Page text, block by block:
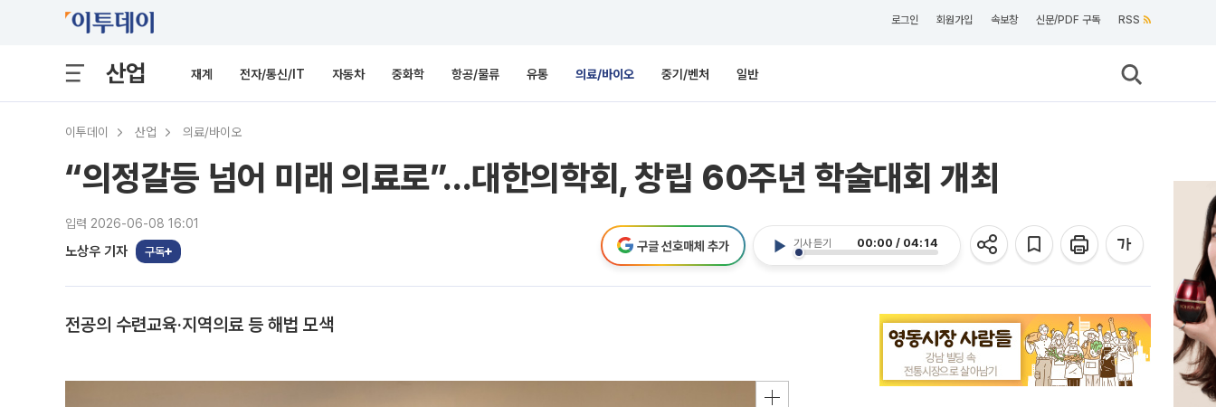
로그인 회원가입 속보창 신문/PDF 구독 RSS
산업 재계 전자/통신/IT 자동차 중화학 항공/물류 유통 의료/바이오 중기/벤처 일반
이투데이 산업 의료/바이오
“의정갈등 넘어 미래 의료로”…대한의학회, 창립 60주년 학술대회 개최
입력 2026-06-08 16:01
노상우 기자 구독
기사 듣기 00:00 / 04:14
구글 선호매체 추가
전공의 수련교육·지역의료 등 해법 모색